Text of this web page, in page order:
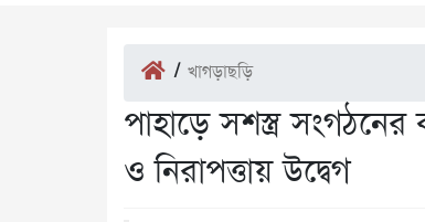
/ খাগড়াছড়ি
পাহাড়ে সশস্ত্র সংগঠনের
ও নিরাপত্তায় উদ্বেগ